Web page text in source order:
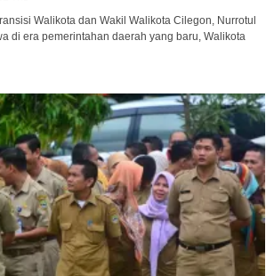
Walikota dan Wakil Walikota Cilegon, Nurrotul
di era pemerintahan daerah yang baru, Walikota